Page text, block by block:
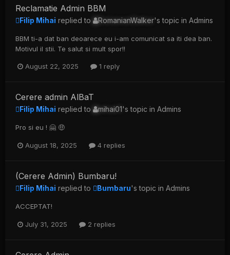
Reclamatie Admin BBM
Filip Mihai replied to RomanianWalker's topic in Admins
BBM ti-a dat ban deoarece eu i-am comunicat sa iti dea ban.
Motivul il stii. Te salut si mult spor!!
August 22, 2025 1 reply
Cerere admin AlBaT
Filip Mihai replied to mihai01's topic in Admins
Pro si eu ! 🤗 🤑
August 18, 2025 4 replies
(Cerere Admin) Bumbaru!
Filip Mihai replied to Bumbaru's topic in Admins
ACCEPTAT!
July 31, 2025 2 replies